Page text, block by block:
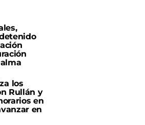
los
Rullán y
en
en